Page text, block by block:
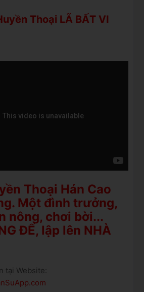
Thoại LÃ BẤT VI
Thoại Hán Cao
Một đình trưởng,
nông, chơi bời...
ĐẾ, lập lên NHÀ
tại Website: